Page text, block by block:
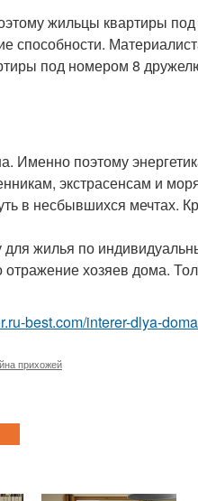
жильцы квартиры под
способности.
под номером 8
Именно поэтому
экстрасенсам и
в несбывшихся мечтах.
для жилья по
хозяев дома.
best.com/interer-dlya-
прихожей